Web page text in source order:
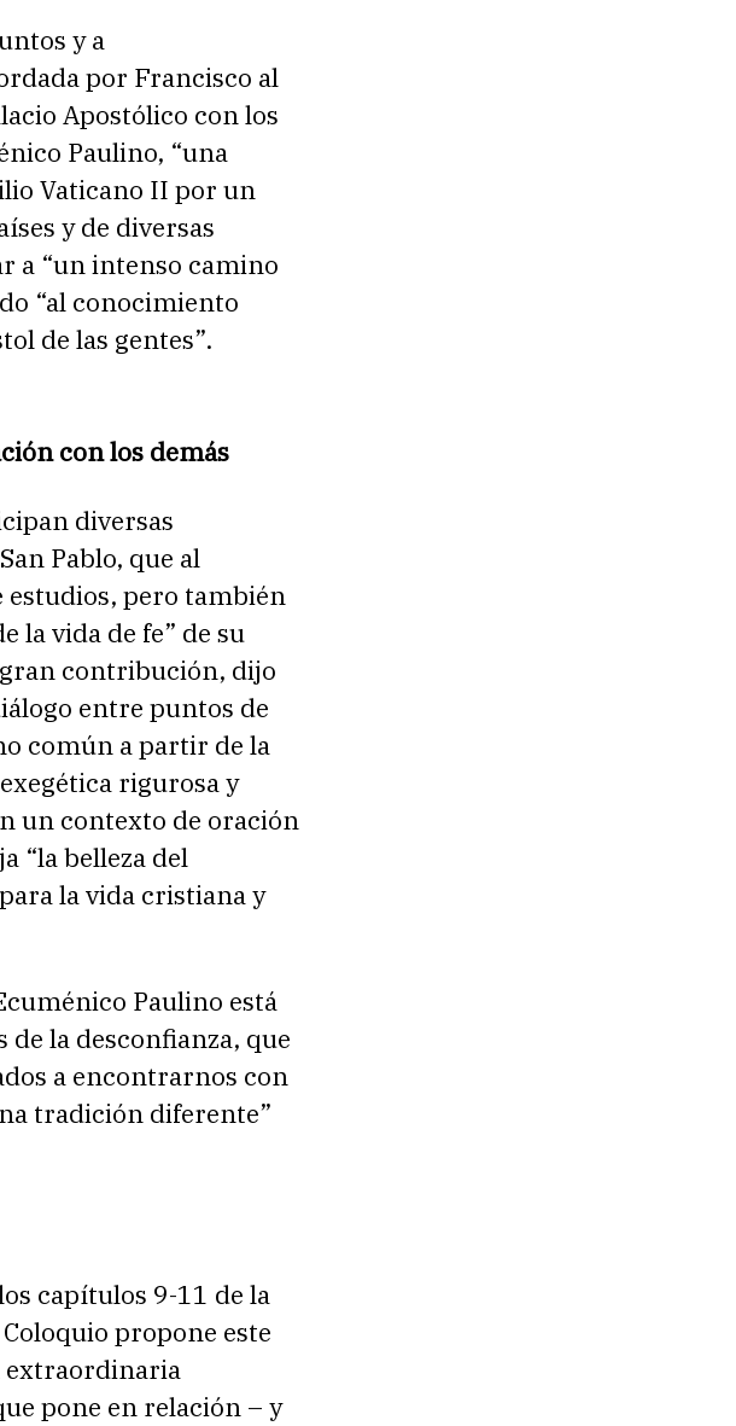
y a
por Francisco al
Apostólico con los
Paulino, “una
Vaticano II por un
y de diversas
a “un intenso camino
“al conocimiento
de las gentes”.
con los demás
diversas
Pablo, que al
estudios, pero también
la vida de fe” de su
contribución, dijo
entre puntos de
común a partir de la
rigurosa y
un contexto de oración
“la belleza del
la vida cristiana y
Paulino está
la desconfianza, que
a encontrarnos con
tradición diferente”
capítulos 9-11 de la
propone este
extraordinaria
pone en relación – y